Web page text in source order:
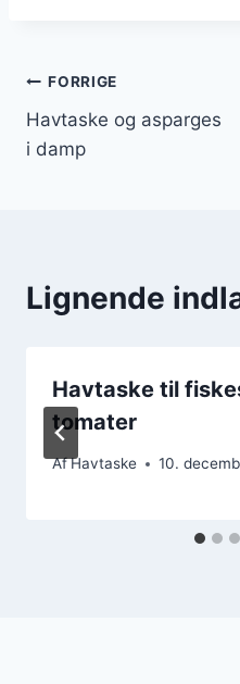
FORRIGE
Havtaske og asparges
i damp
Lignende
Havtaske til
tomater
AfHavtaske 10.